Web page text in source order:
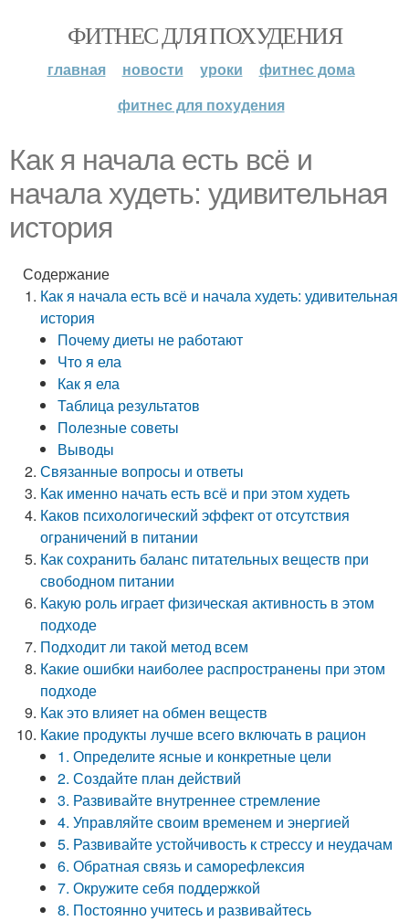
ФИТНЕС ДЛЯ ПОХУДЕНИЯ
главная новости уроки
фитнес дома
фитнес для похудения
Как я начала есть всё и
начала худеть: удивительная
история
Содержание
Как я начала есть всё и начала худеть: удивительная
история
Почему диеты не работают
Что я ела
Как я ела
Таблица результатов
Полезные советы
Выводы
Связанные вопросы и ответы
Как именно начать есть всё и при этом худеть
Каков психологический эффект от отсутствия
ограничений в питании
Как сохранить баланс питательных веществ при
свободном питании
Какую роль играет физическая активность в этом
подходе
Подходит ли такой метод всем
Какие ошибки наиболее распространены при этом
подходе
Как это влияет на обмен веществ
Какие продукты лучше всего включать в рацион
1. Определите ясные и конкретные цели
2. Создайте план действий
3. Развивайте внутреннее стремление
4. Управляйте своим временем и энергией
5. Развивайте устойчивость к стрессу и неудачам
6. Обратная связь и саморефлексия
7. Окружите себя поддержкой
8. Постоянно учитесь и развивайтесь